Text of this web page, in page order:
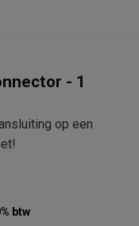
- 1
op een
btw